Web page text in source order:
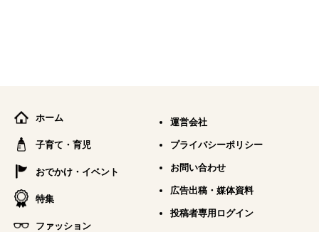
ホーム
子育て・育児
おでかけ・イベント
特集
ファッション
運営会社
プライバシーポリシー
お問い合わせ
広告出稿・媒体資料
投稿者専用ログイン